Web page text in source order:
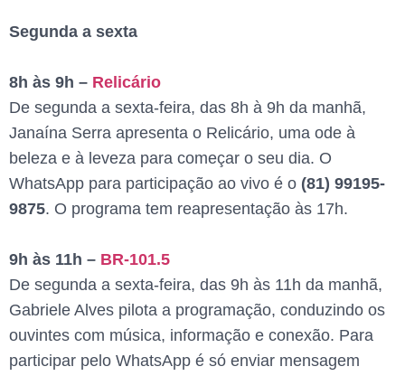
Segunda a sexta
8h às 9h – Relicário
De segunda a sexta-feira, das 8h à 9h da manhã,
Janaína Serra apresenta o Relicário, uma ode à
beleza e à leveza para começar o seu dia. O
WhatsApp para participação ao vivo é o (81) 99195-
9875. O programa tem reapresentação às 17h.
9h às 11h – BR-101.5
De segunda a sexta-feira, das 9h às 11h da manhã,
Gabriele Alves pilota a programação, conduzindo os
ouvintes com música, informação e conexão. Para
participar pelo WhatsApp é só enviar mensagem